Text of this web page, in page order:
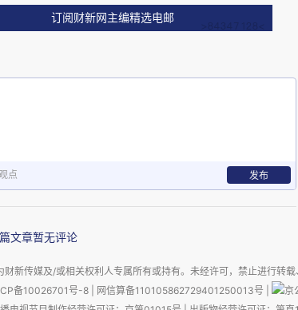
物业散售了。前段时间与香港置地的一位大神级匠
划的缺陷，痛斥当时的规划没有让他来操盘，那副
像是丢了孩子一般。现在去中关村，街道的垃圾、
整体的平均租金也接近了
成长性，甚至金融街开发商自己也已经放弃了西扩
大量空置吗？
形成是否与北京市政府有直接的关系：金融街商圈
要建设国家级金融管理中心；泛CBD商圈是从临近
订阅财新网主编精选电邮
点 发布
文章暂无评论
新传媒及/或相关权利人专属所有或持有。未经许可，禁止进行转载
备10026701号-8 网信算备110105862729401250013号
京